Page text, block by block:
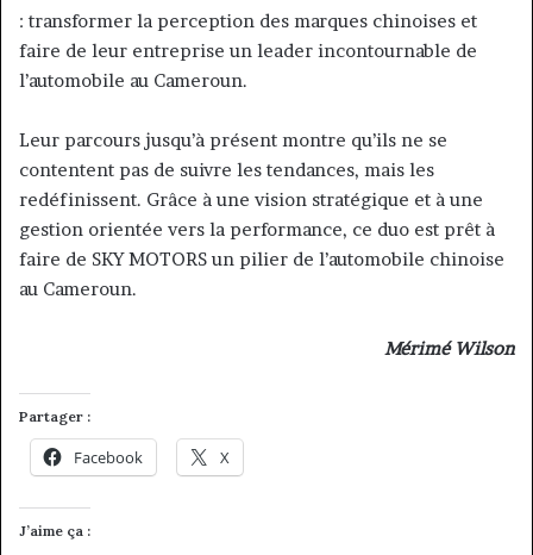
: transformer la perception des marques chinoises et
faire de leur entreprise un leader incontournable de
l’automobile au Cameroun.
Leur parcours jusqu’à présent montre qu’ils ne se
contentent pas de suivre les tendances, mais les
redéfinissent. Grâce à une vision stratégique et à une
gestion orientée vers la performance, ce duo est prêt à
faire de SKY MOTORS un pilier de l’automobile chinoise
au Cameroun.
Mérimé Wilson
Partager :
Facebook X
J’aime ça :